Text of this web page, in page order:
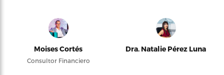
Moises Cortés
Consultor Financiero
Dra. Natalie Pérez Luna